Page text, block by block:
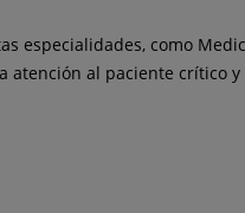
como
atención al paciente crítico y